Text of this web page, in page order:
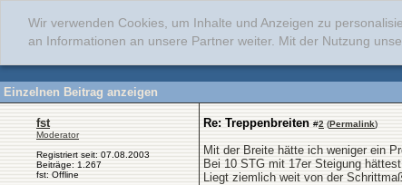
Wir verwenden Cookies, um Inhalte und Anzeigen zu
an Informationen an unsere Partner weiter. Mit der Nutzung
Einzelnen Beitrag anzeigen
fst
Moderator
Registriert seit: 07.08.2003
Beiträge: 1.267
fst: Offline
Re: Treppenbreiten #2 (Permalink)
Mit der Breite hätte ich weniger ein
Bei 10 STG mit 17er Steigung
Liegt ziemlich weit von der